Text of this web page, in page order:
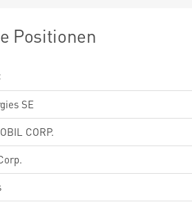
Positionen
SE
CORP.